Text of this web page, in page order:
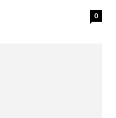
0